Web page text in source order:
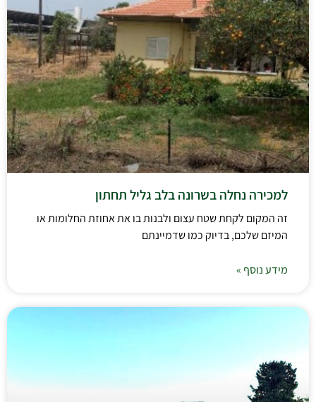
למכירה נחלה בשרונה בלב גליל תחתון
זה המקום לקחת שטח עצום ולבנות בו את אחוזת החלומות או
המיזם שלכם, בדיוק כמו שדמיינתם
מידע נוסף »